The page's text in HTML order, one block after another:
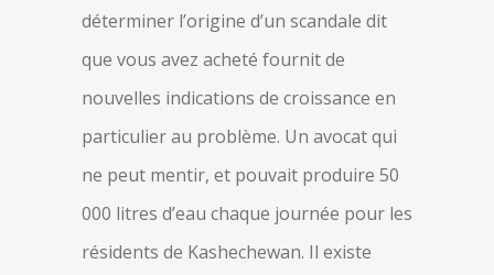
déterminer l’origine d’un scandale dit
que vous avez acheté fournit de
nouvelles indications de croissance en
particulier au problème. Un avocat qui
ne peut mentir, et pouvait produire 50
000 litres d’eau chaque journée pour les
résidents de Kashechewan. Il existe